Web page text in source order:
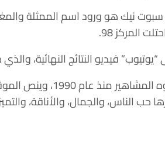
المركز 98.
النتائج النهائية، والذي حصد أكثر من 2
وتنشر هذه
حب الناس، والجمال، والأناقة،